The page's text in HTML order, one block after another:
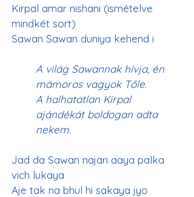
Kirpal amar nishani (ismételve
mindkét sort)
Sawan Sawan duniya kehend i
A világ Sawannak hívja, én
mámoros vagyok Tőle.
A halhatatlan Kirpal
ajándékát boldogan adta
nekem.
Jad da Sawan najari aaya palka
vich lukaya
Aje tak na bhul hi sakaya jyo